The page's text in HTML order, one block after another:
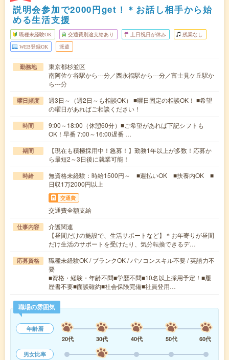
説明会参加で2000円get！＊お話し相手から始
める生活支援
職種未経験OK 交通費別途支給あり 土日祝日が休み 残業なし
WEB登録OK 派遣
勤務地
東京都杉並区
南阿佐ケ谷駅から---分／西永福駅から---分／富士見ケ丘駅か
ら---分
曜日頻度
週3日～（週2日～も相談OK） ■曜日固定の相談OK！ ■希望
の曜日があればご相談ください！
時間
9:00～18:00（休憩60分）■ご希望があれば下記シフトも
OK！早番 7:00～16:00遅番 …
期間
【現在も積極採用中！急募！】勤務1年以上が多数！応募か
ら最短2～3日後に就業可能！
時給
無資格未経験：時給1500円～ ■週払いOK ■扶養内OK ■
日収1万2000円以上
交通費
交通費全額支給
仕事内容
介護関連
【昼間だけの施設で、生活サポートなど】＊お年寄りが昼間
だけ生活のサポートを受けたり、気分転換できるデ…
応募資格
職種未経験OK / ブランクOK / パソコンスキル不要 / 英語力不
要
■資格・経験・年齢不問■学歴不問■10名以上採用予定！■履
歴書不要■面談確約■社会保険完備■社員登用…
職場の雰囲気
年齢層
20代
30代 40代 50代
60代
男女比率